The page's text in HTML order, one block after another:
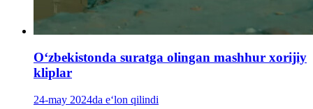
Oʻzbekistonda suratga olingan mashhur xorijiy
kliplar
24-may 2024da e‘lon qilindi